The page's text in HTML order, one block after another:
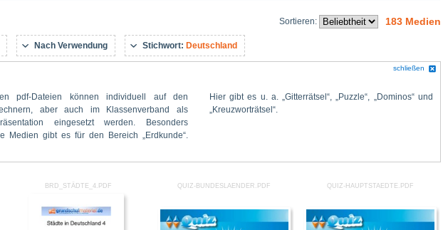
Sortieren: 183 Medien
Nach Verwendung Stichwort: Deutschland
schließen
„Kreuzworträtsel“.
BRD_STÄDTE_4.PDF QUIZ-BUNDESLAENDER.PDF QUIZ-HAUPTSTAEDTE.PDF